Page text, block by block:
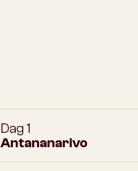
Dag 1
Antananarivo